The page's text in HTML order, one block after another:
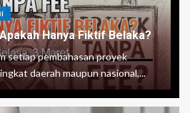
Hanya Fiktif Belaka?
setiap pembahasan proyek
daerah maupun nasional,...